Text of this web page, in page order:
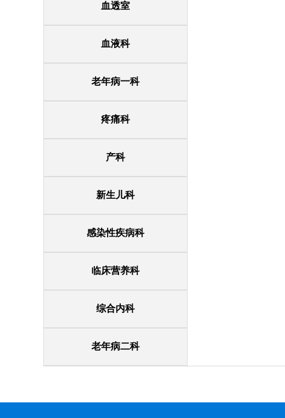
血透室
血液科
老年病一科
疼痛科
产科
新生儿科
感染性疾病科
临床营养科
综合内科
老年病二科